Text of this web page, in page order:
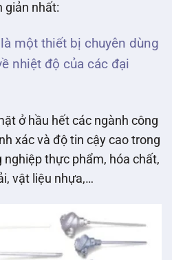
giản nhất:
là một thiết bị chuyên dùng
nhiệt độ của các đại
ở hầu hết các ngành công
xác và độ tin cậy cao trong
nghiệp thực phẩm, hóa chất,
vật liệu nhựa,…